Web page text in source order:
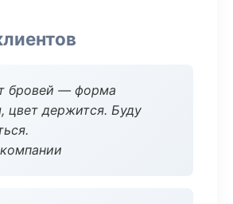
бровей — форма
цвет держится. Буду